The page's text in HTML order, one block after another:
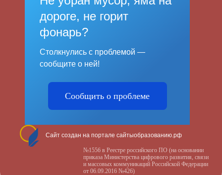
дороге, не горит
фонарь?
Столкнулись с проблемой —
сообщите о ней!
Сообщить о проблеме
Сайт создан на портале сайтыобразованию.рф
№1556 в Реестре российского ПО (на основании
приказа Министерства цифрового развития, связи
и массовых коммуникаций Российской Федерации
от 06.09.2016 №426)